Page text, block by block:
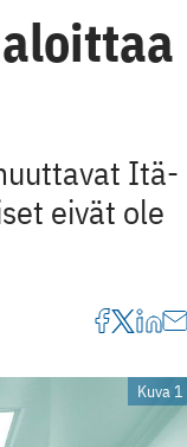
Itä-
eivät ole
Kuva 1